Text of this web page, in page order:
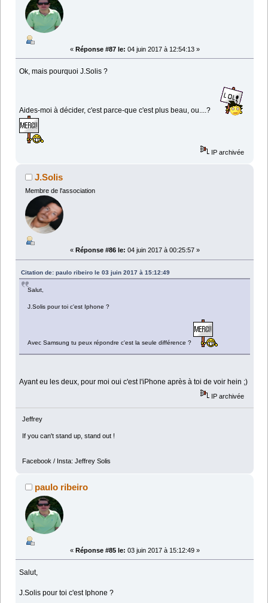
« Réponse #87 le: 04 juin 2017 à 12:54:13 »
Ok, mais pourquoi J.Solis ?
Aides-moi à décider, c'est parce-que c'est plus beau, ou....?
IP archivée
J.Solis
Membre de l'association
« Réponse #86 le: 04 juin 2017 à 00:25:57 »
Citation de: paulo ribeiro le 03 juin 2017 à 15:12:49
Salut,
J.Solis pour toi c'est Iphone ?
Avec Samsung tu peux répondre c'est la seule différence ?
Ayant eu les deux, pour moi oui c'est l'iPhone après à toi de voir hein ;)
IP archivée
Jeffrey
If you can't stand up, stand out !
Facebook / Insta: Jeffrey Solis
paulo ribeiro
« Réponse #85 le: 03 juin 2017 à 15:12:49 »
Salut,
J.Solis pour toi c'est Iphone ?